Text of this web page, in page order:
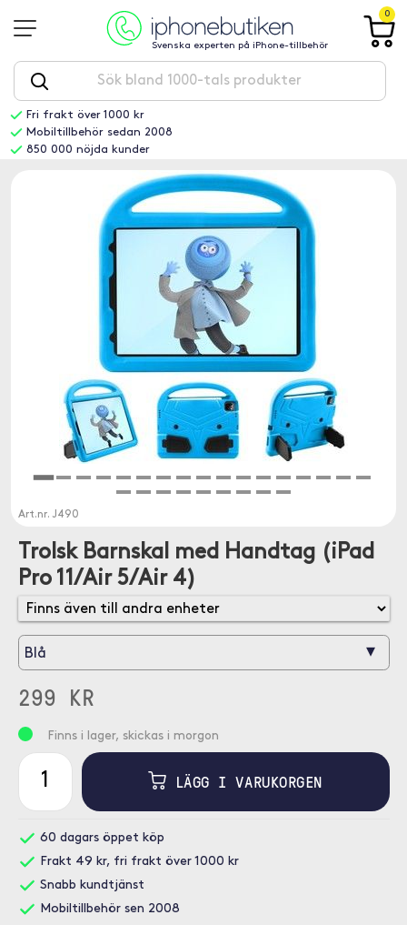
Svenska experten på iPhone-tillbehör
0
Fri frakt över 1000 kr
Mobiltillbehör sedan 2008
850 000 nöjda kunder
Art.nr. J490
Trolsk Barnskal med Handtag (iPad
Pro 11/Air 5/Air 4)
Blå ▾
299 KR
Finns i lager, skickas i morgon
LÄGG I VARUKORGEN
60 dagars öppet köp
Frakt 49 kr, fri frakt över 1000 kr
Snabb kundtjänst
Mobiltillbehör sen 2008